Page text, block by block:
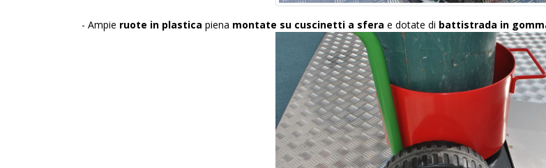
- Ampie ruote in plastica piena montate su cuscinetti a sfera e dotate di battistrada in